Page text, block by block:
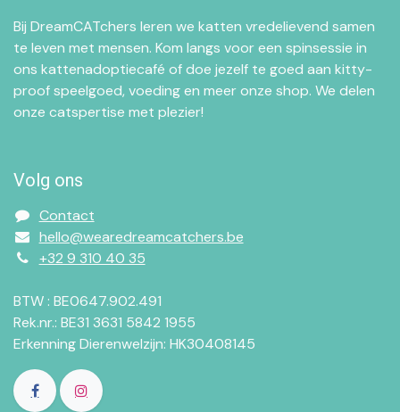
Bij DreamCATchers leren we katten vredelievend samen
te leven met mensen. Kom langs voor een spinsessie in
ons kattenadoptiecafé of doe jezelf te goed aan kitty-
proof speelgoed, voeding en meer onze shop. We delen
onze catspertise met plezier!
Volg ons
Contact
hello@wearedreamcatchers.be
+32 9 310 40 35
BTW : BE0647.902.491
Rek.nr.: BE31 3631 5842 1955
Erkenning Dierenwelzijn: HK30408145